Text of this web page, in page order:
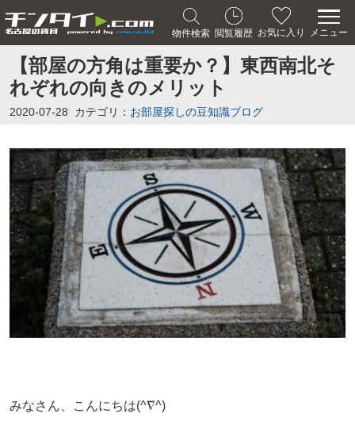
物件検索 閲覧履歴 お気に入り メニュー
【部屋の方角は重要か？】東西南北そ
れぞれの向きのメリット
2020-07-28 カテゴリ： お部屋探しの豆知識ブログ
みなさん、こんにちは(^∇^)